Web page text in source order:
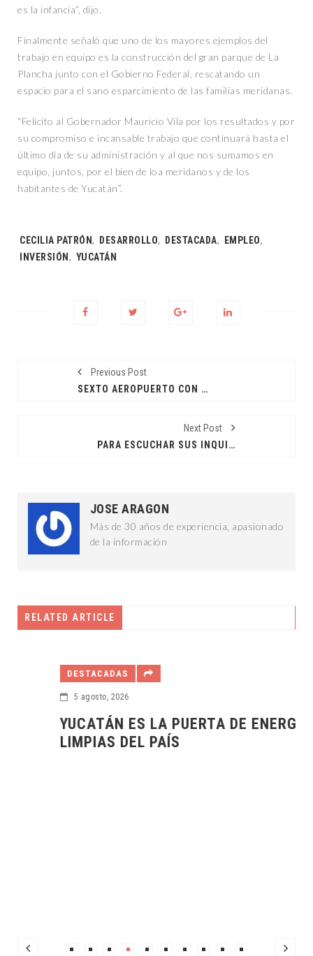
es la infancia”, dijo.
Finalmente señaló que uno de los mayores ejemplos del
trabajo en equipo es la construcción del gran parque de La
Plancha junto con el Gobierno Federal, rescatando un
espacio para el sano esparcimiento de las familias meridanas.
“Felicito al Gobernador Mauricio Vila por los resultados y por
su compromiso e incansable trabajo que continuará hasta el
último día de su administración y al que nos sumamos en
equipo, juntos, por el bien de loa meridanos y de los
habitantes de Yucatán”.
Tags:
CECILIA PATRÓN, DESARROLLO, DESTACADA, EMPLEO,
INVERSIÓN , YUCATÁN
Previous Post
SEXTO AEROPUERTO CON MAYOR AFLUENCIA
Next Post
PARA ESCUCHAR SUS INQUIETUDES
JOSE ARAGON
Más de 30 años de experiencia, apasionado
de la información
RELATED ARTICLE
DESTACADAS
5 agosto, 2026
YUCATÁN ES LA PUERTA DE ENERGÍAS
LIMPIAS DEL PAÍS